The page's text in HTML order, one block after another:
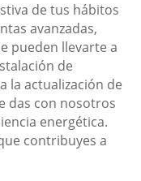
de tus hábitos
avanzadas,
pueden llevarte a
de
la actualización de
das con nosotros
energética.
contribuyes a